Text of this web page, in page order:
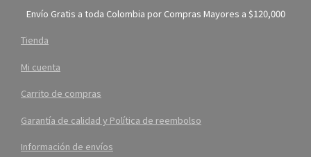
Envío Gratis a toda Colombia por Compras Mayores a $120,000
Tienda
Mi cuenta
Carrito de compras
Garantía de calidad y Política de reembolso
Información de envíos